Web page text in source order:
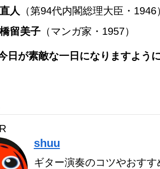
人
（第94代内閣総理大臣・1946
留美子 （マンガ家・1957）
日が素敵な一日になりますように
shuu
ギター演奏のコツやおす